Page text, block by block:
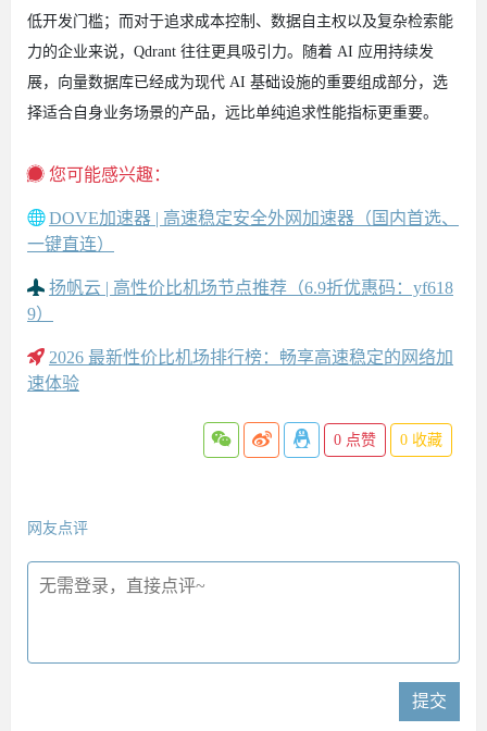
低开发门槛；而对于追求成本控制、数据自主权以及复杂检索能
力的企业来说，Qdrant 往往更具吸引力。随着 AI 应用持续发
展，向量数据库已经成为现代 AI 基础设施的重要组成部分，选
择适合自身业务场景的产品，远比单纯追求性能指标更重要。
您可能感兴趣：
DOVE加速器 | 高速稳定安全外网加速器（国内首选、
一键直连）
扬帆云 | 高性价比机场节点推荐（6.9折优惠码：yf618
9）
2026 最新性价比机场排行榜：畅享高速稳定的网络加
速体验
0 点赞 0 收藏
网友点评
提交